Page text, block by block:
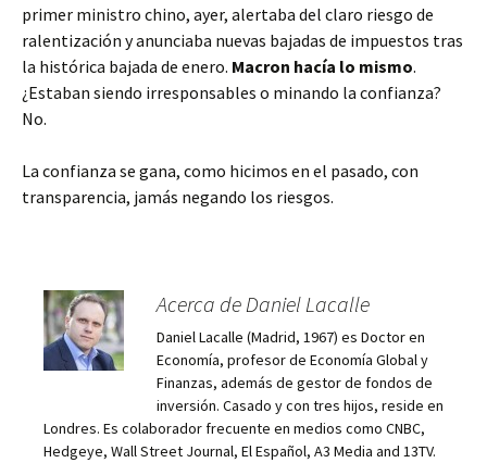
primer ministro chino, ayer, alertaba del claro riesgo de
ralentización y anunciaba nuevas bajadas de impuestos tras
la histórica bajada de enero. Macron hacía lo mismo.
¿Estaban siendo irresponsables o minando la confianza?
No.
La confianza se gana, como hicimos en el pasado, con
transparencia, jamás negando los riesgos.
Acerca de Daniel Lacalle
Daniel Lacalle (Madrid, 1967) es Doctor en
Economía, profesor de Economía Global y
Finanzas, además de gestor de fondos de
inversión. Casado y con tres hijos, reside en
Londres. Es colaborador frecuente en medios como CNBC,
Hedgeye, Wall Street Journal, El Español, A3 Media and 13TV.